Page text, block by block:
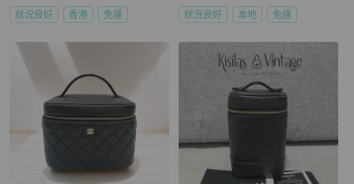
狀況良好 香港 免運 狀況良好 本地 免運